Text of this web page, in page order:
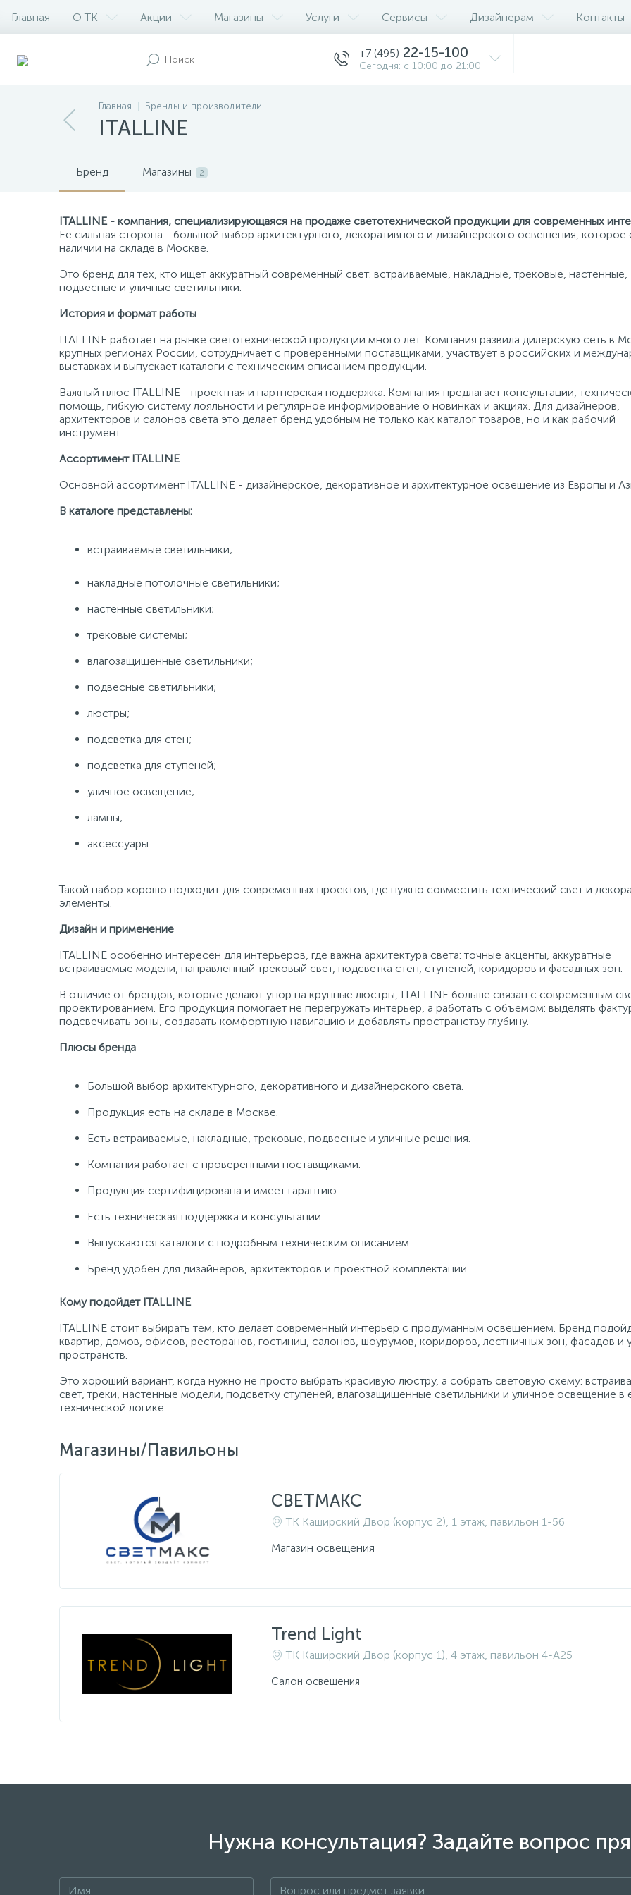
Главная О ТК Акции Магазины Услуги Сервисы Дизайнерам Контакты
+7 (495) 22-15-100
Сегодня: с 10:00 до 21:00
Главная Бренды и производители
ITALLINE
Бренд Магазины 2
ITALLINE - компания, специализирующаяся на продаже светотехнической продукции для современных
Ее сильная сторона - большой выбор архитектурного, декоративного и дизайнерского освещения, которое
наличии на складе в Москве.
Это бренд для тех, кто ищет аккуратный современный свет: встраиваемые, накладные, трековые, настенные,
подвесные и уличные светильники.
История и формат работы
ITALLINE работает на рынке светотехнической продукции много лет. Компания развила дилерскую сеть в
крупных регионах России, сотрудничает с проверенными поставщиками, участвует в российских и
выставках и выпускает каталоги с техническим описанием продукции.
Важный плюс ITALLINE - проектная и партнерская поддержка. Компания предлагает консультации,
помощь, гибкую систему лояльности и регулярное информирование о новинках и акциях. Для дизайнеров,
архитекторов и салонов света это делает бренд удобным не только как каталог товаров, но и как рабочий
инструмент.
Ассортимент ITALLINE
Основной ассортимент ITALLINE - дизайнерское, декоративное и архитектурное освещение из Европы и
В каталоге представлены:
встраиваемые светильники;
накладные потолочные светильники;
настенные светильники;
трековые системы;
влагозащищенные светильники;
подвесные светильники;
люстры;
подсветка для стен;
подсветка для ступеней;
уличное освещение;
лампы;
аксессуары.
Такой набор хорошо подходит для современных проектов, где нужно совместить технический свет и
элементы.
Дизайн и применение
ITALLINE особенно интересен для интерьеров, где важна архитектура света: точные акценты, аккуратные
встраиваемые модели, направленный трековый свет, подсветка стен, ступеней, коридоров и фасадных зон.
В отличие от брендов, которые делают упор на крупные люстры, ITALLINE больше связан с современным
проектированием. Его продукция помогает не перегружать интерьер, а работать с объемом: выделять
подсвечивать зоны, создавать комфортную навигацию и добавлять пространству глубину.
Плюсы бренда
Большой выбор архитектурного, декоративного и дизайнерского света.
Продукция есть на складе в Москве.
Есть встраиваемые, накладные, трековые, подвесные и уличные решения.
Компания работает с проверенными поставщиками.
Продукция сертифицирована и имеет гарантию.
Есть техническая поддержка и консультации.
Выпускаются каталоги с подробным техническим описанием.
Бренд удобен для дизайнеров, архитекторов и проектной комплектации.
Кому подойдет ITALLINE
ITALLINE стоит выбирать тем, кто делает современный интерьер с продуманным освещением. Бренд
квартир, домов, офисов, ресторанов, гостиниц, салонов, шоурумов, коридоров, лестничных зон, фасадов и
пространств.
Это хороший вариант, когда нужно не просто выбрать красивую люстру, а собрать световую схему:
свет, треки, настенные модели, подсветку ступеней, влагозащищенные светильники и уличное освещение в
технической логике.
Магазины/Павильоны
СВЕТМАКС
ТК Каширский Двор (корпус 2), 1 этаж, павильон 1-56
Магазин освещения
Trend Light
ТК Каширский Двор (корпус 1), 4 этаж, павильон 4-A25
Салон освещения
Нужна консультация? Задайте вопрос